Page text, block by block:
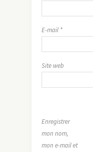
E-mail *
Site web
Enregistrer
mon nom,
mon e-mail et